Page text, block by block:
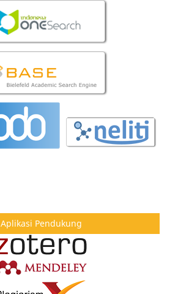
Aplikasi Pendukung